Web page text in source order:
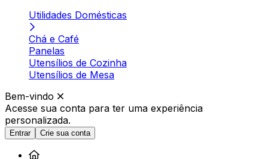
Utilidades Domésticas
Chá e Café
Panelas
Utensílios de Cozinha
Utensílios de Mesa
Bem-vindo
Acesse sua conta para ter uma experiência
personalizada.
Entrar Crie sua conta